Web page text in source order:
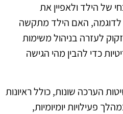
של הילד ולאפיין את
האם הילד מתקשה
לעזרה בניהול משימות
כדי להבין מהי הגישה
הערכה שונות, כולל ראיונות
פעילויות יומיומיות,